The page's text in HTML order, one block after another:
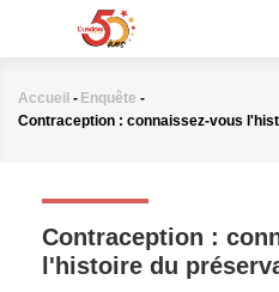
principal
Fil
Accueil - Enquête -
Contraception : connaissez-vous
Contraception :
l'histoire du